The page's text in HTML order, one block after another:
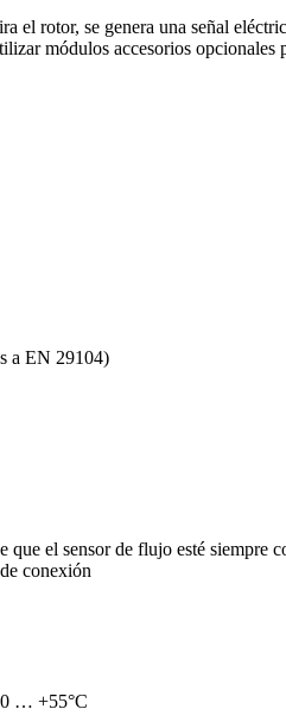
rotor, se genera una señal
módulos accesorios opcionales
a EN 29104)
el sensor de flujo esté siempre
conexión
… +55°C